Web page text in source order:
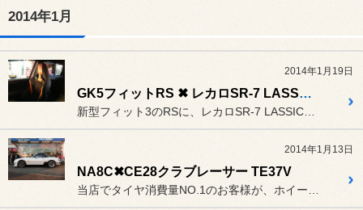
2014年1月
2014年1月19日
GK5フィットRS ✖ レカロSR-7 LASSIC オレンジ
2014年1月13日
NA8C✖CE28クラブレーサー TE37V